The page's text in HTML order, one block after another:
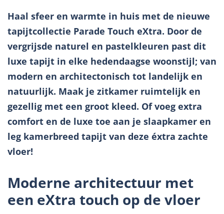
Haal sfeer en warmte in huis met de nieuwe
tapijtcollectie Parade Touch eXtra. Door de
vergrijsde naturel en pastelkleuren past dit
luxe tapijt in elke hedendaagse woonstijl; van
modern en architectonisch tot landelijk en
natuurlijk. Maak je zitkamer ruimtelijk en
gezellig met een groot kleed. Of voeg extra
comfort en de luxe toe aan je slaapkamer en
leg kamerbreed tapijt van deze éxtra zachte
vloer!
Moderne architectuur met
een eXtra touch op de vloer